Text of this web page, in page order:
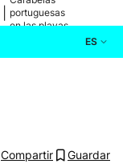
portuguesas
en las playas
ES
Compartir Guardar